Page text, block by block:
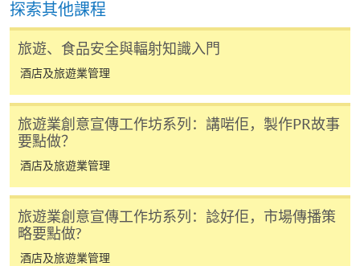
交下期學費的學員，提供網上服務，如學員就讀的課
程設有此服務，課程負責人會通知學員有關程序。
網上支付可通過「繳費靈」(PPS) (不適用於手機)、
VISA 或 Mastercard、「微信支付」(Online WeChat
繳付學費。
親身報名/郵遞
報讀新課程
探索其他課程
旅遊、食品安全與輻射知識入門
酒店及旅遊業管理
旅遊業創意宣傳工作坊系列：講啱佢，製作PR故事
要點做？
酒店及旅遊業管理
旅遊業創意宣傳工作坊系列：諗好佢，市場傳播策
略要點做?
酒店及旅遊業管理